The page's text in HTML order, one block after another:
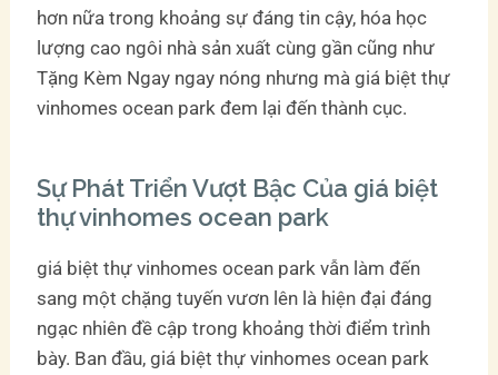
hơn nữa trong khoảng sự đáng tin cậy, hóa học
lượng cao ngôi nhà sản xuất cùng gần cũng như
Tặng Kèm Ngay ngay nóng nhưng mà giá biệt thự
vinhomes ocean park đem lại đến thành cục.
Sự Phát Triển Vượt Bậc Của giá biệt
thự vinhomes ocean park
giá biệt thự vinhomes ocean park vẫn làm đến
sang một chặng tuyến vươn lên là hiện đại đáng
ngạc nhiên đề cập trong khoảng thời điểm trình
bày. Ban đầu, giá biệt thự vinhomes ocean park